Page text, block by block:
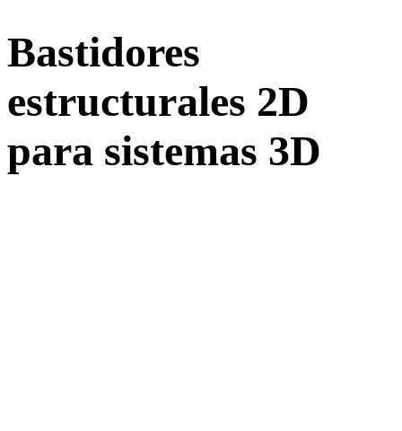
Bastidores
estructurales 2D
para sistemas 3D